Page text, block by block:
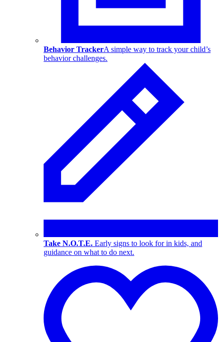
Behavior TrackerA simple way to track your child’s
behavior challenges.
Take N.O.T.E. Early signs to look for in kids, and
guidance on what to do next.